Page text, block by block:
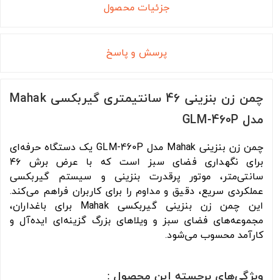
جزئیات محصول
پرسش و پاسخ
چمن زن بنزینی 46 سانتیمتری گیربکسی Mahak
مدل GLM-460P
چمن زن بنزینی Mahak مدل GLM-460P یک دستگاه حرفه‌ای
برای نگهداری فضای سبز است که با عرض برش ۴۶
سانتی‌متر، موتور پرقدرت بنزینی و سیستم گیربکسی
عملکردی سریع، دقیق و مداوم را برای کاربران فراهم می‌کند.
این چمن زن بنزینی گیربکسی Mahak برای باغداران،
مجموعه‌های فضای سبز و ویلاهای بزرگ گزینه‌ای ایده‌آل و
کارآمد محسوب می‌شود.
ویژگی‌های برجسته این محصول :